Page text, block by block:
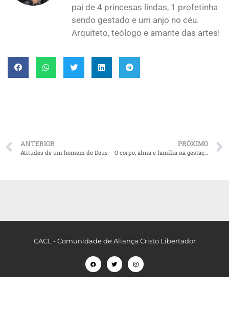
pai de 4 princesas lindas, 1 profetinha
sendo gestado e um anjo no céu.
Arquiteto, teólogo e amante das artes!
ANTERIOR
Atitudes de um homem de Deus
PRÓXIMO
O corpo, alma e família na gestação
CACL - Comunidade de Aliança Cristo Libertador